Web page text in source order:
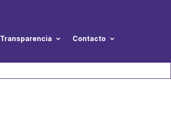
Transparencia Contacto